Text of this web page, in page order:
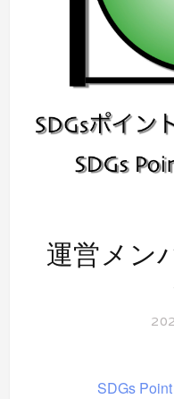
運営メン
SDGs